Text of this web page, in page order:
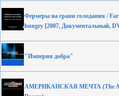
Фермеры на грани голодания /
hungry [2007, Документальный,
"Империя добра"
АМЕРИКАНСКАЯ МЕЧТА (The